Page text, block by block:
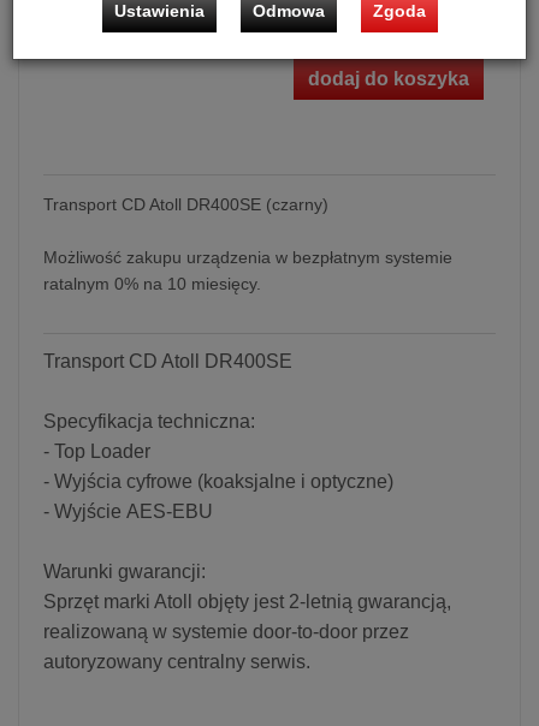
22 990,00 zł/ szt.
dodaj do koszyka
Transport CD Atoll DR400SE (czarny)
Możliwość zakupu urządzenia w bezpłatnym systemie
ratalnym 0% na 10 miesięcy.
Transport CD Atoll DR400SE
Specyfikacja techniczna:
- Top Loader
- Wyjścia cyfrowe (koaksjalne i optyczne)
- Wyjście AES-EBU
Warunki gwarancji:
Sprzęt marki Atoll objęty jest 2-letnią gwarancją,
realizowaną w systemie door-to-door przez
autoryzowany centralny serwis.
Ustawienia Odmowa Zgoda